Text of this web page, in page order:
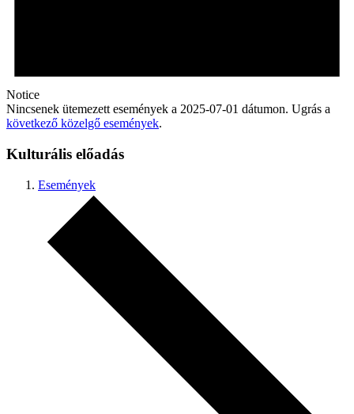
Notice
Nincsenek ütemezett események a 2025-07-01 dátumon. Ugrás a
következő közelgő események.
Kulturális előadás
Események